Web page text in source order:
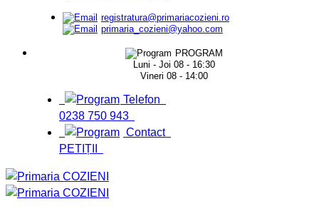
registratura@primariacozieni.ro
primaria_cozieni@yahoo.com
PROGRAM
Luni - Joi 08 - 16:30
Vineri 08 - 14:00
Telefon
0238 750 943
Contact
PETIȚII